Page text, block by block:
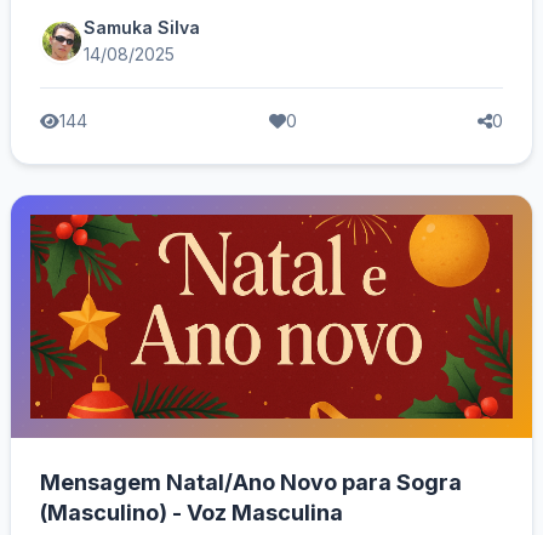
Samuka Silva
14/08/2025
144 0 0
Mensagem Natal/Ano Novo para Sogra
(Masculino) - Voz Masculina